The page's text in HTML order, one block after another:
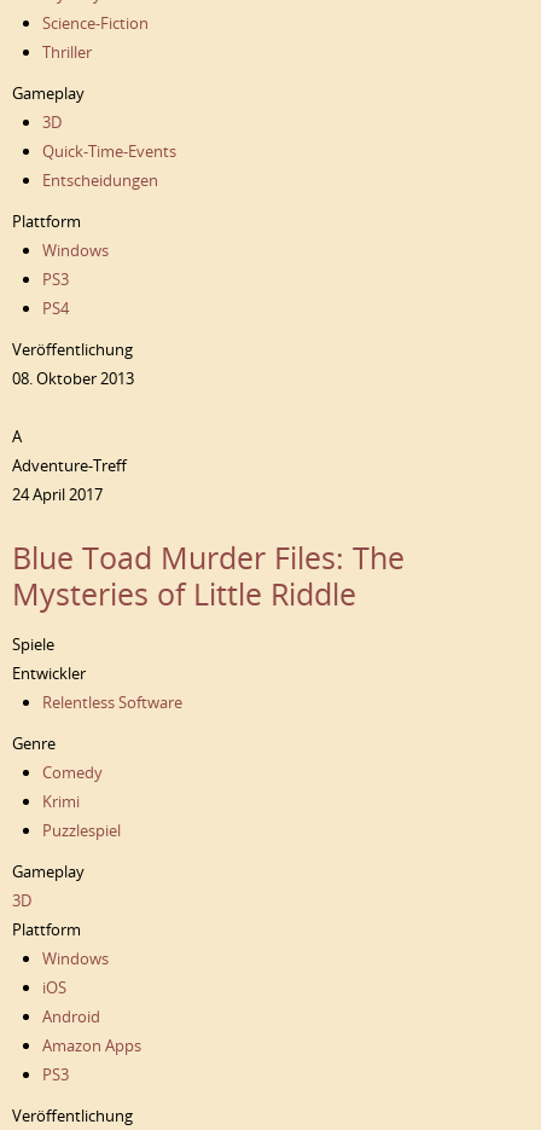
Science-Fiction
Thriller
Gameplay
3D
Quick-Time-Events
Entscheidungen
Plattform
Windows
PS3
PS4
Veröffentlichung
08. Oktober 2013
A
Adventure-Treff
24 April 2017
Blue Toad Murder Files: The
Mysteries of Little Riddle
Spiele
Entwickler
Relentless Software
Genre
Comedy
Krimi
Puzzlespiel
Gameplay
3D
Plattform
Windows
iOS
Android
Amazon Apps
PS3
Veröffentlichung